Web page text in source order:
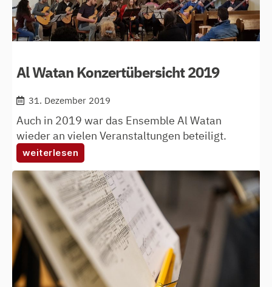
Al Watan Konzertübersicht 2019
31. Dezember 2019
Auch in 2019 war das Ensemble Al Watan
wieder an vielen Veranstaltungen beteiligt.
weiterlesen
al
watan
konzertübersicht
2019